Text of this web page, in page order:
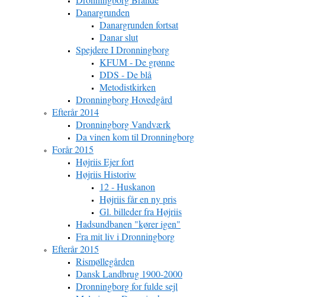
Danargrunden
Danargrunden fortsat
Danar slut
Spejdere I Dronningborg
KFUM - De grønne
DDS - De blå
Metodistkirken
Dronningborg Hovedgård
Efterår 2014
Dronningborg Vandværk
Da vinen kom til Dronningborg
Forår 2015
Højriis Ejer fort
Højriis Historiw
12 - Huskanon
Højriis får en ny pris
Gl. billeder fra Højriis
Hadsundbanen "kører igen"
Fra mit liv i Dronningborg
Efterår 2015
Rismøllegården
Dansk Landbrug 1900-2000
Dronningborg for fulde sejl